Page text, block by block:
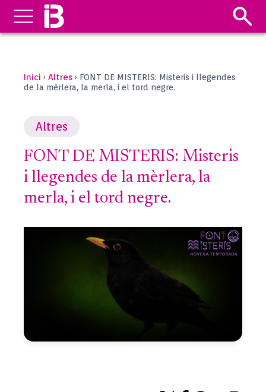
Inici › Altres › FONT DE MISTERIS: Misteris i llegendes
de la mèrlera, la merla, i el tord negre.
Altres
FONT DE MISTERIS: Misteris
i llegendes de la mèrlera, la
merla, i el tord negre.